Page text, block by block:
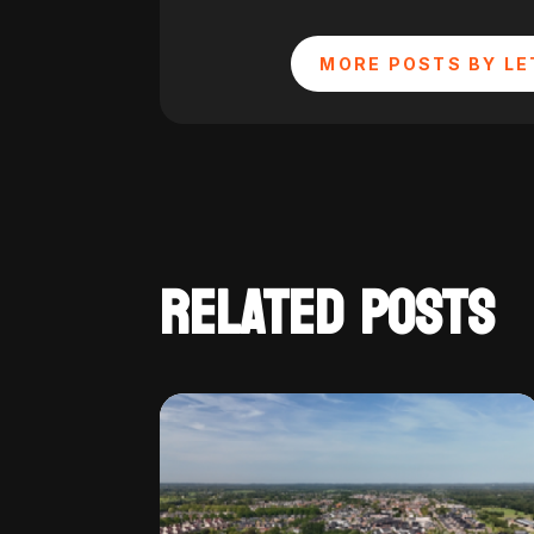
MORE POSTS BY
RELATED POSTS